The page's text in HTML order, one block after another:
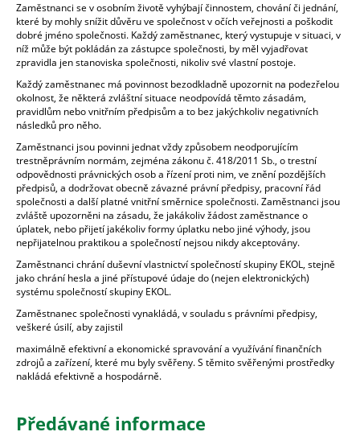
Zaměstnanci se v osobním životě vyhýbají činnostem, chování či jednání,
které by mohly snížit důvěru ve společnost v očích veřejnosti a poškodit
dobré jméno společnosti. Každý zaměstnanec, který vystupuje v situaci, v
níž může být pokládán za zástupce společnosti, by měl vyjadřovat
zpravidla jen stanoviska společnosti, nikoliv své vlastní postoje.
Každý zaměstnanec má povinnost bezodkladně upozornit na podezřelou
okolnost, že některá zvláštní situace neodpovídá těmto zásadám,
pravidlům nebo vnitřním předpisům a to bez jakýchkoliv negativních
následků pro něho.
Zaměstnanci jsou povinni jednat vždy způsobem neodporujícím
trestněprávním normám, zejména zákonu č. 418/2011 Sb., o trestní
odpovědnosti právnických osob a řízení proti nim, ve znění pozdějších
předpisů, a dodržovat obecně závazné právní předpisy, pracovní řád
společnosti a další platné vnitřní směrnice společnosti. Zaměstnanci jsou
zvláště upozorněni na zásadu, že jakákoliv žádost zaměstnance o
úplatek, nebo přijetí jakékoliv formy úplatku nebo jiné výhody, jsou
nepřijatelnou praktikou a společností nejsou nikdy akceptovány.
Zaměstnanci chrání duševní vlastnictví společností skupiny EKOL, stejně
jako chrání hesla a jiné přístupové údaje do (nejen elektronických)
systému společností skupiny EKOL.
Zaměstnanec společnosti vynakládá, v souladu s právními předpisy,
veškeré úsilí, aby zajistil
maximálně efektivní a ekonomické spravování a využívání finančních
zdrojů a zařízení, které mu byly svěřeny. S těmito svěřenými prostředky
nakládá efektivně a hospodárně.
Předávané informace